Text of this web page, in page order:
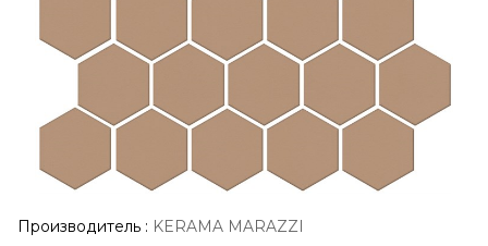
Производитель : KERAMA MARAZZI